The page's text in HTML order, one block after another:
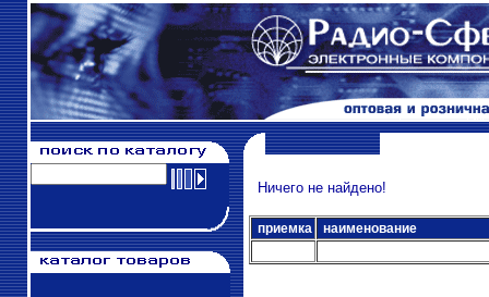
Ничего не найдено!
приемка наименование